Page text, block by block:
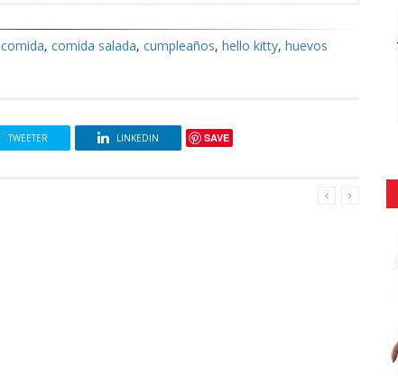
comida, comida salada, cumpleaños, hello kitty, huevos
TWEETER LINKEDIN SAVE